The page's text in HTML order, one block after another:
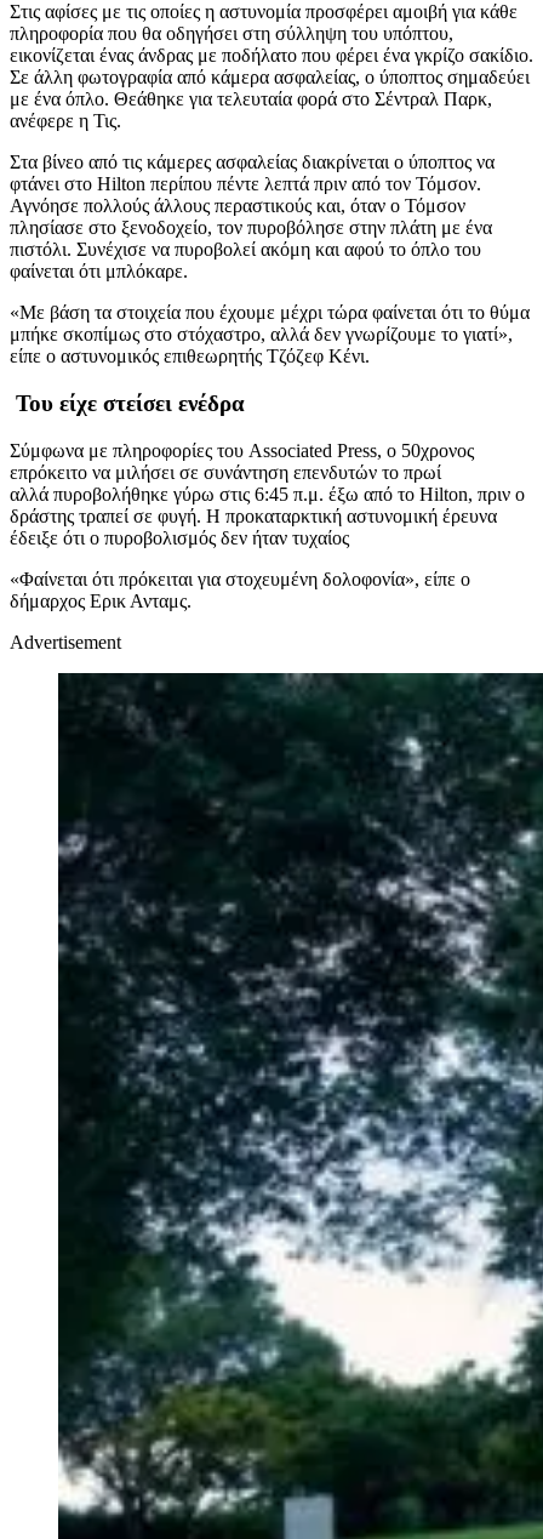
Στις αφίσες με τις οποίες η αστυνομία προσφέρει αμοιβή για κάθε
πληροφορία που θα οδηγήσει στη σύλληψη του υπόπτου,
εικονίζεται ένας άνδρας με ποδήλατο που φέρει ένα γκρίζο σακίδιο.
Σε άλλη φωτογραφία από κάμερα ασφαλείας, ο ύποπτος σημαδεύει
με ένα όπλο. Θεάθηκε για τελευταία φορά στο Σέντραλ Παρκ,
ανέφερε η Τις.
Στα βίνεο από τις κάμερες ασφαλείας διακρίνεται ο ύποπτος να
φτάνει στο Hilton περίπου πέντε λεπτά πριν από τον Τόμσον.
Αγνόησε πολλούς άλλους περαστικούς και, όταν ο Τόμσον
πλησίασε στο ξενοδοχείο, τον πυροβόλησε στην πλάτη με ένα
πιστόλι. Συνέχισε να πυροβολεί ακόμη και αφού το όπλο του
φαίνεται ότι μπλόκαρε.
«Με βάση τα στοιχεία που έχουμε μέχρι τώρα φαίνεται ότι το θύμα
μπήκε σκοπίμως στο στόχαστρο, αλλά δεν γνωρίζουμε το γιατί»,
είπε ο αστυνομικός επιθεωρητής Τζόζεφ Κένι.
Του είχε στείσει ενέδρα
Σύμφωνα με πληροφορίες του Associated Press, ο 50χρονος
επρόκειτο να μιλήσει σε συνάντηση επενδυτών το πρωί
αλλά πυροβολήθηκε γύρω στις 6:45 π.μ. έξω από το Hilton, πριν ο
δράστης τραπεί σε φυγή. Η προκαταρκτική αστυνομική έρευνα
έδειξε ότι ο πυροβολισμός δεν ήταν τυχαίος
«Φαίνεται ότι πρόκειται για στοχευμένη δολοφονία», είπε ο
δήμαρχος Ερικ Ανταμς.
Advertisement